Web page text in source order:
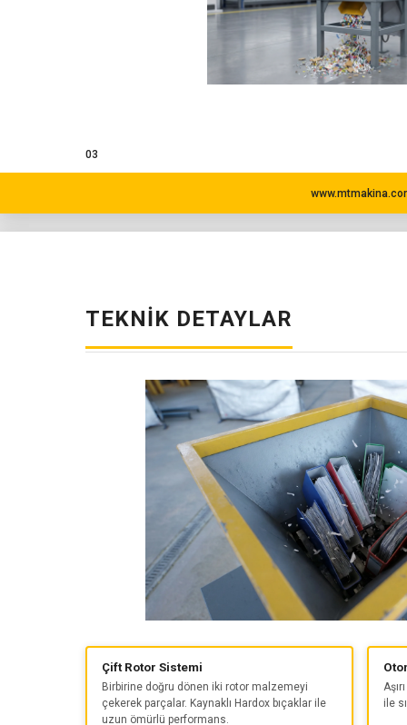
03
TEKNIK DETAYLAR
Çift Rotor Sistemi
Birbirine doğru dönen iki rotor malzemeyi
çekerek parçalar. Kaynaklı Hardox bıçaklar ile
uzun ömürlü performans.
ile